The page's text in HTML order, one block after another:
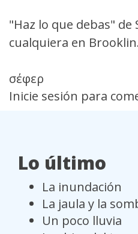
"Haz lo que debas" de
cualquiera en Brooklin.
σέφερ
Inicie sesión para
Lo último
La inundación
La jaula y la
Un poco lluvia